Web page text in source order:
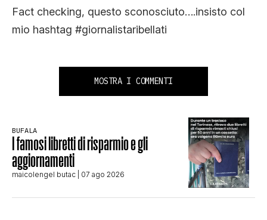
Fact checking, questo sconosciuto….insisto col
mio hashtag #giornalistaribellati
MOSTRA I COMMENTI
BUFALA
I famosi libretti di risparmio e gli
aggiornamenti
maicolengel butac | 07 ago 2026